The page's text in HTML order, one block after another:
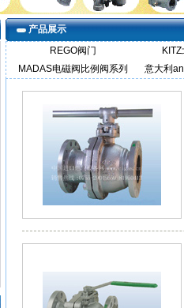
产品展示
REGO阀门
MADAS电磁阀比例阀系列
意大利